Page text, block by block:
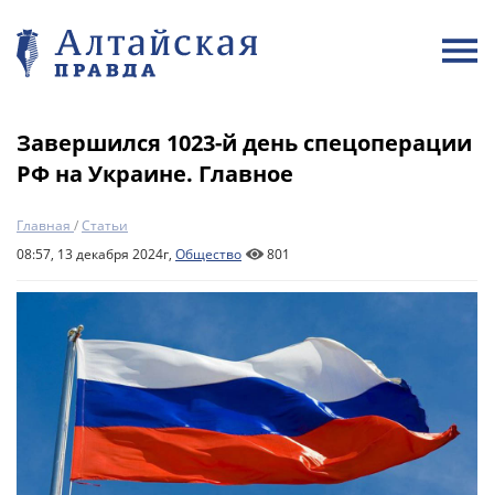
Завершился 1023-й день спецоперации
РФ на Украине. Главное
Главная /Статьи
08:57, 13 декабря 2024г, Общество 801